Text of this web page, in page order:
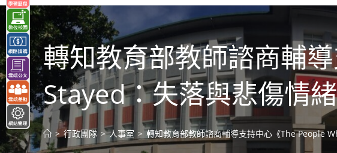
內
容
轉知教育部教師諮商輔
Stayed：失落與悲傷情
> 行政團隊 > 人事室 > 轉知教育部教師諮商輔導支持中心《The People